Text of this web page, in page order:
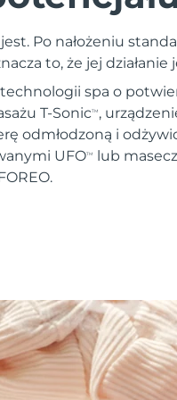
Po nałożeniu
to, że jej
technologii spa o
T-SonicTM ,
odmłodzoną i
UFOTM
lub